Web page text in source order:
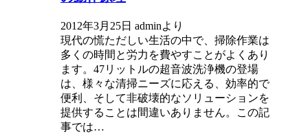
2012年3月25日 adminより
現代の慌ただしい生活の中で、掃除作業は
多くの時間と労力を費やすことがよくあり
ます。47リットルの超音波洗浄機の登場
は、様々な清掃ニーズに応える、効率的で
便利、そして非破壊的なソリューションを
提供することは間違いありません。この記
事では…